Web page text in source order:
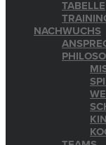
TABELLE
NACHWUCHS